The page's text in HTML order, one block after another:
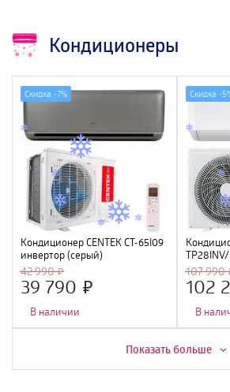
Кондиционеры
Кондиционер CENTEK CT-65I09
инвертор (серый)
(2840/2920W) 4D, 4 фильтра,
УФ лампа, R32, A++
42 990
39 790
В наличии
Скидка -7%
107 990
102
В
Скидка -
Показать больше